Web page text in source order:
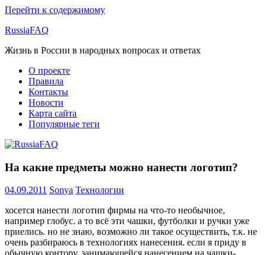
Перейти к содержимому
RussiaFAQ
Жизнь в России в народных вопросах и ответах
О проекте
Правила
Контакты
Новости
Карта сайта
Популярные теги
На какие предметы можно нанести логотип?
04.09.2011 Sonya Технологии
хосется нанести логотип фирмы на что-то необычное,
например глобус. а то всё эти чашки, футболки и ручки уже
приелись. но не знаю, возможно ли такое осуществить, т.к. не
очень разбираюсь в технологиях нанесения. если я приду в